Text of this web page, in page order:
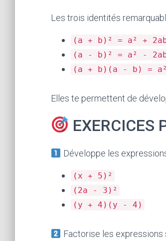
Les trois identités
(a + b)² = a² +
(a - b)² = a² -
(a + b)(a - b) =
Elles te permettent de
EXERCICES
Développe les
(x + 5)²
(2a - 3)²
(y + 4)(y - 4)
Factorise les expressions